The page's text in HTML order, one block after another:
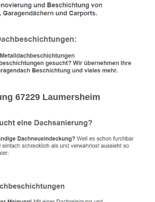
67229 Laumersheim